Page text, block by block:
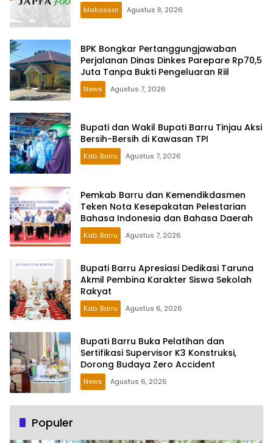
Makassar Agustus 8, 2026
BPK Bongkar Pertanggungjawaban
Perjalanan Dinas Dinkes Parepare Rp70,5
Juta Tanpa Bukti Pengeluaran Riil
News Agustus 7, 2026
Bupati dan Wakil Bupati Barru Tinjau Aksi
Bersih-Bersih di Kawasan TPI
Kab. Barru Agustus 7, 2026
Pemkab Barru dan Kemendikdasmen
Teken Nota Kesepakatan Pelestarian
Bahasa Indonesia dan Bahasa Daerah
Kab. Barru Agustus 7, 2026
Bupati Barru Apresiasi Dedikasi Taruna
Akmil Pembina Karakter Siswa Sekolah
Rakyat
Kab. Barru Agustus 6, 2026
Bupati Barru Buka Pelatihan dan
Sertifikasi Supervisor K3 Konstruksi,
Dorong Budaya Zero Accident
News Agustus 6, 2026
Populer